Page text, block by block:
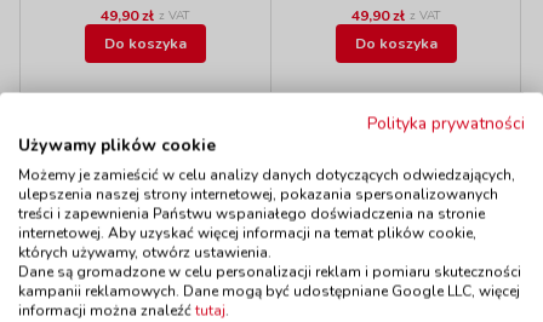
49,90 zł z VAT
Do koszyka
49,90 zł z VAT
Do koszyka
Polecamy
Karty do gry - puste
kod: RY75301
Klej do mozaiki
kod: CL100MZ
Polityka prywatności
Używamy plików cookie
Możemy je zamieścić w celu analizy danych dotyczących odwiedzających,
ulepszenia naszej strony internetowej, pokazania spersonalizowanych
treści i zapewnienia Państwu wspaniałego doświadczenia na stronie
internetowej. Aby uzyskać więcej informacji na temat plików cookie,
których używamy, otwórz ustawienia.
Dane są gromadzone w celu personalizacji reklam i pomiaru skuteczności
kampanii reklamowych. Dane mogą być udostępniane Google LLC, więcej
informacji można znaleźćtutaj.